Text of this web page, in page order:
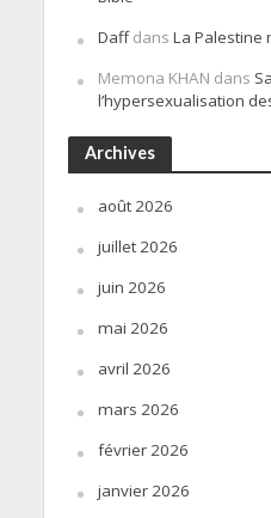
Daffdans La Palestine
Memona KHAN dans
l’hypersexualisation
Archives
août 2026
juillet 2026
juin 2026
mai 2026
avril 2026
mars 2026
février 2026
janvier 2026